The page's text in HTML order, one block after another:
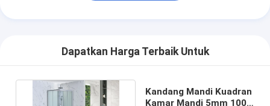
Dapatkan Harga Terbaik Untuk
Kandang Mandi Kuadran
Kamar Mandi 5mm 1000